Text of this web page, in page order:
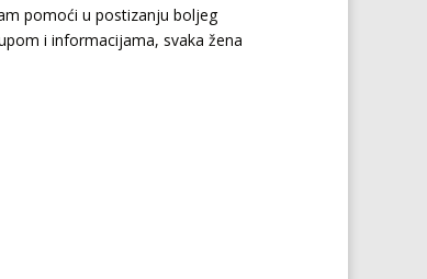
pomoći u postizanju boljeg
i informacijama, svaka žena